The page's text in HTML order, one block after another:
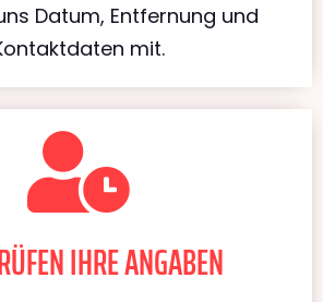
Datum, Entfernung und
mit.
IHRE ANGABEN